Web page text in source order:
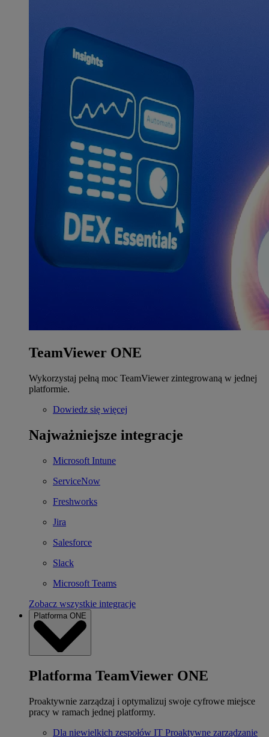
TeamViewer ONE
Wykorzystaj pełną moc TeamViewer zintegrowaną w jednej
platformie.
Dowiedz się więcej
Najważniejsze integracje
Microsoft Intune
ServiceNow
Freshworks
Jira
Salesforce
Slack
Microsoft Teams
Zobacz wszystkie integracje
Platforma ONE
Platforma TeamViewer ONE
Proaktywnie zarządzaj i optymalizuj swoje cyfrowe miejsce
pracy w ramach jednej platformy.
Dla niewielkich zespołów IT Proaktywne zarządzanie